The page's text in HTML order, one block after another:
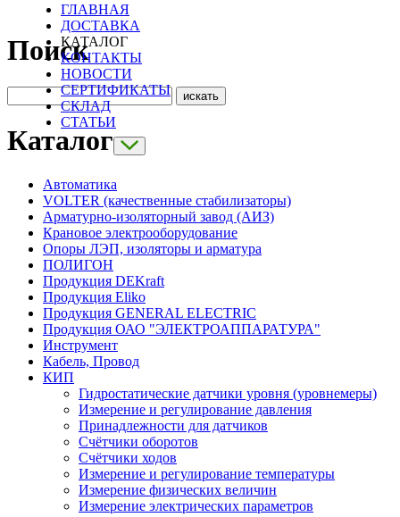
ГЛАВНАЯ
ДОСТАВКА
КАТАЛОГ
КОНТАКТЫ
НОВОСТИ
СЕРТИФИКАТЫ
СКЛАД
СТАТЬИ
Поиск
Каталог
Автоматика
VOLTER (качественные стабилизаторы)
Арматурно-изоляторный завод (АИЗ)
Крановое электрооборудование
Опоры ЛЭП, изоляторы и арматура
ПОЛИГОН
Продукция DEKraft
Продукция Eliko
Продукция GENERAL ELECTRIC
Продукция ОАО "ЭЛЕКТРОАППАРАТУРА"
Инструмент
Кабель, Провод
КИП
Гидростатические датчики уровня (уровнемеры)
Измерение и регулирование давления
Принадлежности для датчиков
Счётчики оборотов
Счётчики ходов
Измерение и регулирование температуры
Измерение физических величин
Измерение электрических параметров